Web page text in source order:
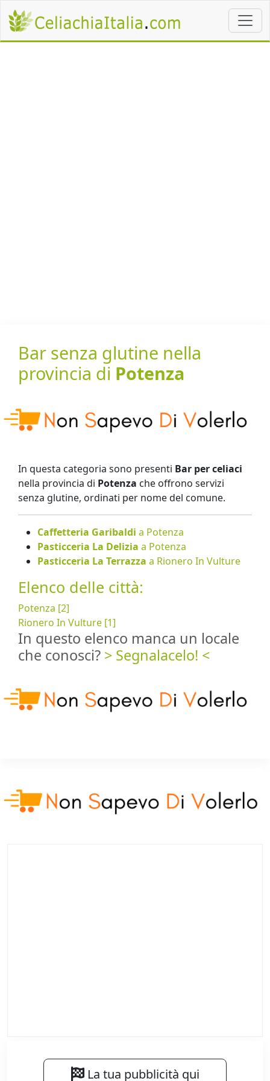
Bar senza glutine nella
provincia di Potenza
In questa categoria sono presenti Bar per celiaci
nella provincia di Potenza che offrono servizi
senza glutine, ordinati per nome del comune.
Caffetteria Garibaldi a Potenza
Pasticceria La Delizia a Potenza
Pasticceria La Terrazza a Rionero In Vulture
Elenco delle città:
Potenza [2]
Rionero In Vulture [1]
In questo elenco manca un locale
che conosci? > Segnalacelo! <
La tua pubblicità qui